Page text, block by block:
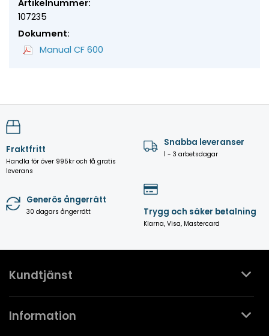
Artikelnummer:
107235
Dokument:
Manual CF 600
Fraktfritt
Handla för över 995kr och få gratis
leverans
Snabba leveranser
1 - 3 arbetsdagar
Generös ångerrätt
30 dagars ångerrätt Trygg och säker betalning
Klarna, Visa, Mastercard
Kundtjänst
Kontakta oss
Information